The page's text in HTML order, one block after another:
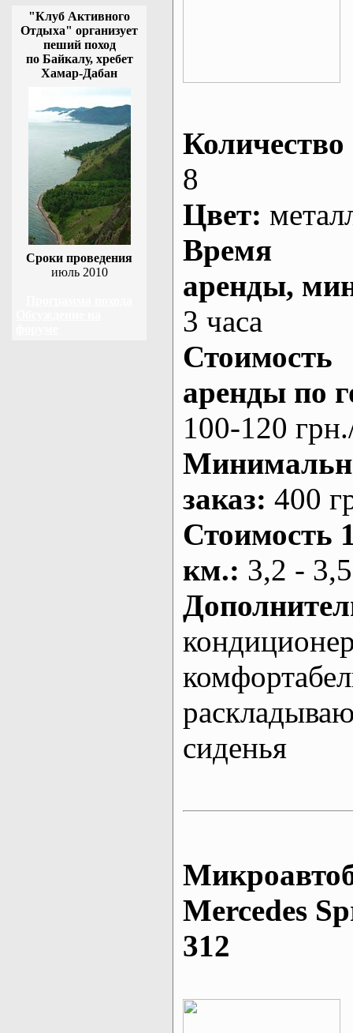
"Клуб Активного
Отдыха" организует
пеший поход
по Байкалу, хребет
Хамар-Дабан
Сроки проведения
июль 2010
Количество
8
Цвет:
Время
аренды,
3 часа
Стоимость
аренды по
100-120
заказ: 400
Стоимость
км.: 3,2 -
сиденья
Mеrcedes
312